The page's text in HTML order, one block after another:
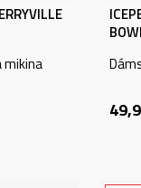
mikina